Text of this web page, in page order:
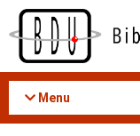
Acessar
conteúdo
Menu